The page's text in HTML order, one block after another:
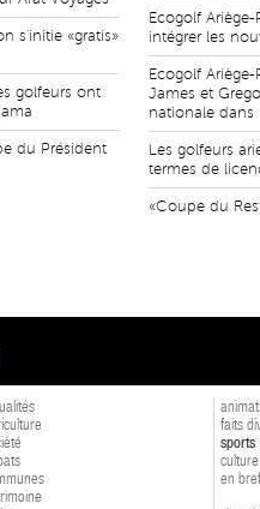
s'initie «gratis»
golfeurs ont
du Président
Ecogolf
intégrer les
Ecogolf
James et
nationale dans
Les golfeurs
termes de
«Coupe du
faits
sports
culture
en bref